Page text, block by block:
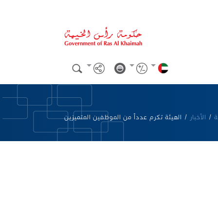
/ الأخبار / الهيئة تكرم عدداً من الموظفين المتميزين